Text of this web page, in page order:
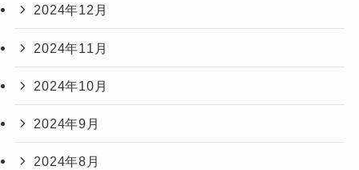
2024年12月
2024年11月
2024年10月
2024年9月
2024年8月